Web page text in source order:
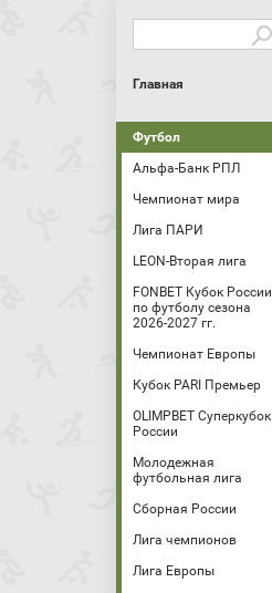
Главная
Футбол
Альфа-Банк РПЛ
Чемпионат мира
Лига ПАРИ
LEON-Вторая лига
FONBET Кубок России
по футболу сезона
2026-2027 гг.
Чемпионат Европы
Кубок PARI Премьер
OLIMPBET Суперкубок
России
Молодежная
футбольная лига
Сборная России
Лига чемпионов
Лига Европы